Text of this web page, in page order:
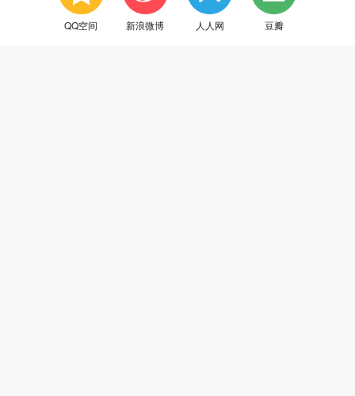
QQ空间 新浪微博 人人网 豆瓣